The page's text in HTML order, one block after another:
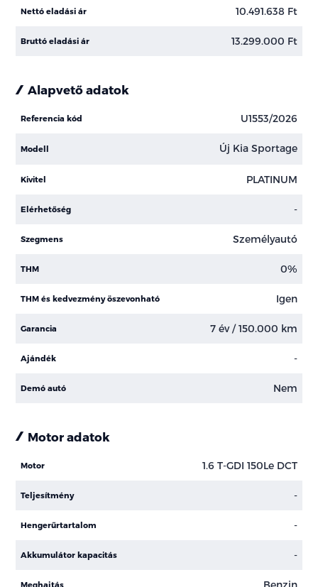
Nettó eladási ár 10.491.638 Ft
Bruttó eladási ár 13.299.000 Ft
Alapvető adatok
Referencia kód U1553/2026
Modell Új Kia Sportage
Kivitel PLATINUM
Elérhetőség -
Szegmens Személyautó
THM 0%
THM és kedvezmény öszevonható Igen
Garancia 7 év / 150.000 km
Ajándék -
Demó autó Nem
Motor adatok
Motor 1.6 T-GDI 150Le DCT
Teljesítmény -
Hengerűrtartalom -
Akkumulátor kapacitás -
Meghajtás